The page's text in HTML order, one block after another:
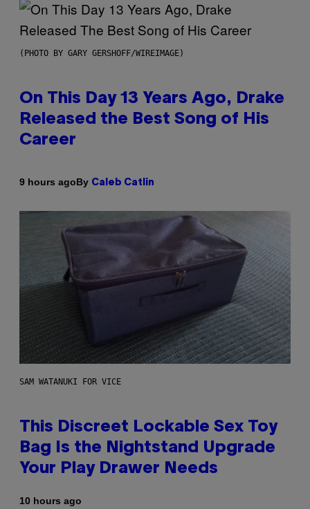
(PHOTO BY GARY GERSHOFF/WIREIMAGE)
On This Day 13 Years Ago, Drake
Released the Best Song of His
Career
9 hours agoBy Caleb Catlin
SAM WATANUKI FOR VICE
This Discreet Lockable Sex Toy
Bag Is the Nightstand Upgrade
Your Play Drawer Needs
10 hours ago